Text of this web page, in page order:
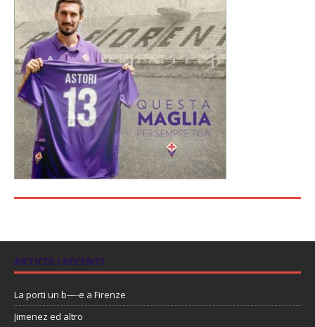
ARTICOLI RECENTI
La porti un b—-e a Firenze
Jimenez ed altro